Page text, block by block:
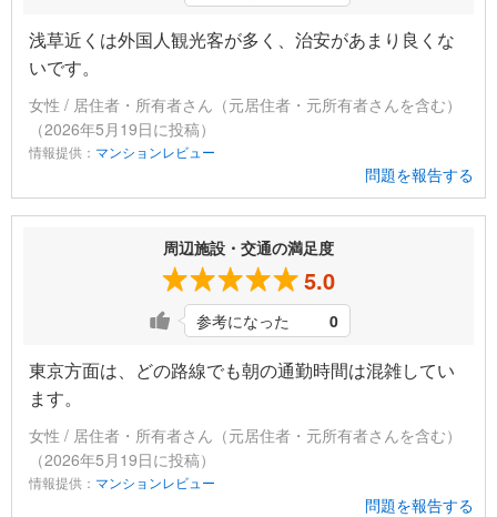
浅草近くは外国人観光客が多く、治安があまり良くな
いです。
女性 / 居住者・所有者さん（元居住者・元所有者さんを含む）
（2026年5月19日に投稿）
情報提供： マンションレビュー
問題を報告する
周辺施設・交通の満足度
5.0
参考になった 0
東京方面は、どの路線でも朝の通勤時間は混雑してい
ます。
女性 / 居住者・所有者さん（元居住者・元所有者さんを含む）
（2026年5月19日に投稿）
情報提供： マンションレビュー
問題を報告する